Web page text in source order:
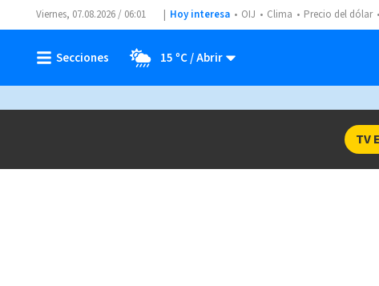
Viernes, 07.08.2026 / 06:01 Hoy interesa OIJ Clima Precio del dólar
15 ºC
TV